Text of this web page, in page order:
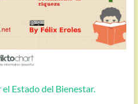
Estado del Bienestar.